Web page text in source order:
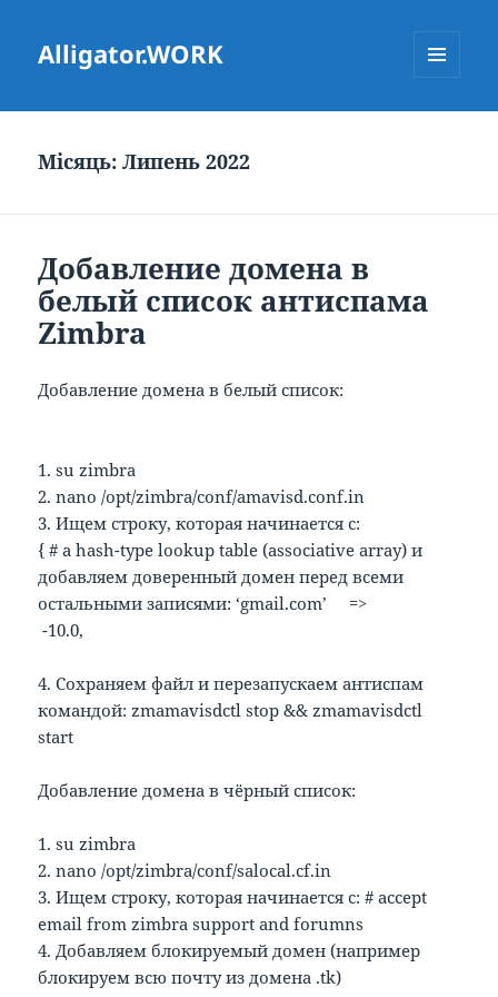
Alligator.WORK
Місяць:Липень 2022
Добавление домена в
белый список антиспама
Zimbra
Добавление домена в белый список:
1. su zimbra
2. nano /opt/zimbra/conf/amavisd.conf.in
3. Ищем строку, которая начинается с:
{ # a hash-type lookup table (associative array) и
добавляем доверенный домен перед всеми
остальными записями: ‘gmail.com’ =>
-10.0,
4. Сохраняем файл и перезапускаем антиспам
командой: zmamavisdctl stop && zmamavisdctl
start
Добавление домена в чёрный список:
1. su zimbra
2. nano /opt/zimbra/conf/salocal.cf.in
3. Ищем строку, которая начинается с: # accept
email from zimbra support and forumns
4. Добавляем блокируемый домен (например
блокируем всю почту из домена .tk)